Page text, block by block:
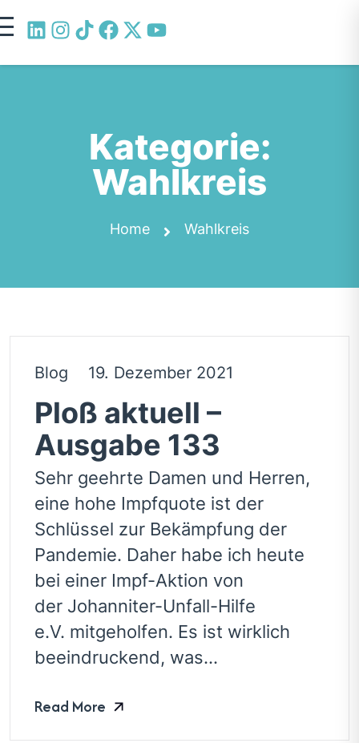
Kategorie:
Wahlkreis
Home Wahlkreis
Blog 19. Dezember 2021
Ploß aktuell –
Ausgabe 133
Sehr geehrte Damen und Herren,
eine hohe Impfquote ist der
Schlüssel zur Bekämpfung der
Pandemie. Daher habe ich heute
bei einer Impf-Aktion von
der Johanniter-Unfall-Hilfe
e.V. mitgeholfen. Es ist wirklich
beeindruckend, was...
Read More